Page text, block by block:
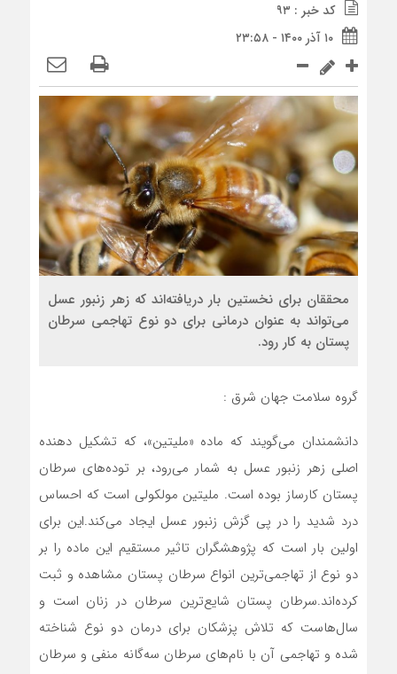
کد خبر : ۹۳
۱۰ آذر ۱۴۰۰ - ۲۳:۵۸
محققان برای نخستین بار دریافته‌اند که زهر زنبور عسل
می‌تواند به عنوان درمانی برای دو نوع تهاجمی سرطان
پستان به کار رود.
گروه سلامت جهان شرق :
دانشمندان می‌گویند که ماده «ملیتین»، که تشکیل دهنده
اصلی زهر زنبور عسل به شمار می‌رود، بر توده‌های سرطان
پستان کارساز بوده است. ملیتین مولکولی است که احساس
درد شدید را در پی گزش زنبور عسل ایجاد می‌کند.این برای
اولین بار است که پژوهشگران تاثیر مستقیم این ماده را بر
دو نوع از تهاجمی‌ترین انواع سرطان پستان مشاهده و ثبت
کرده‌اند.سرطان پستان شایع‌ترین سرطان در زنان است و
سال‌هاست که تلاش پزشکان برای درمان دو نوع شناخته
شده و تهاجمی آن با نام‌های سرطان سه‌گانه منفی و سرطان